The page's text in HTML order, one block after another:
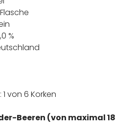
%
von 6 Korken
Beeren (von maximal 18